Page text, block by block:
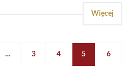
Więcej
… 3 4 5 6